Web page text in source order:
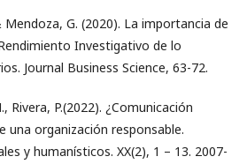
Mendoza, G. (2020). La importancia de
Investigativo de lo
Journal Business Science, 63-72.
Rivera, P.(2022). ¿Comunicación
una organización responsable.
y humanísticos. XX(2), 1 – 13. 2007-